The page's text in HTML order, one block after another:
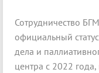
Сотрудничество
официальный
дела и
центра с 2022